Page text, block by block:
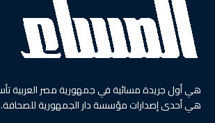
هي أحدى إصدارات مؤسسة دار الجمهورية للصحافة.